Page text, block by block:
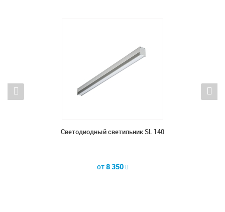
Светодиодный светильник SL 140
от8 350